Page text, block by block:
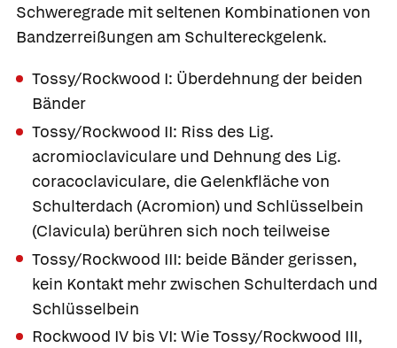
Schweregrade mit seltenen Kombinationen von
Bandzerreißungen am Schultereckgelenk.
Tossy/Rockwood I: Überdehnung der beiden
Bänder
Tossy/Rockwood II: Riss des Lig.
acromioclaviculare und Dehnung des Lig.
coracoclaviculare, die Gelenkfläche von
Schulterdach (Acromion) und Schlüsselbein
(Clavicula) berühren sich noch teilweise
Tossy/Rockwood III: beide Bänder gerissen,
kein Kontakt mehr zwischen Schulterdach und
Schlüsselbein
Rockwood IV bis VI: Wie Tossy/Rockwood III,